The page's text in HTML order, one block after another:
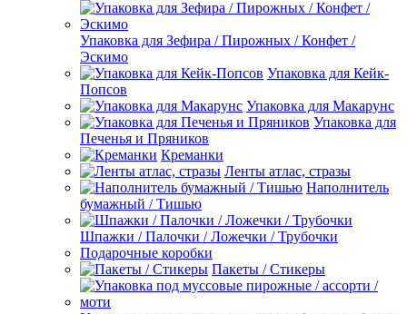
Упаковка для Зефира / Пирожных / Конфет /
Эскимо
Упаковка для Кейк-
Попсов
Упаковка для Макарунс
Упаковка для
Печенья и Пряников
Креманки
Ленты атлас, стразы
Наполнитель
бумажный / Тишью
Шпажки / Палочки / Ложечки / Трубочки
Подарочные коробки
Пакеты / Стикеры